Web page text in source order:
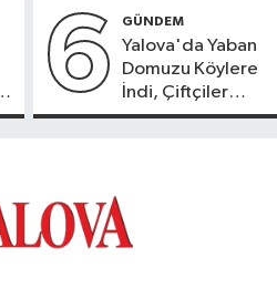
6 GÜNDEM
Yalova'da Yaban
Domuzu Köylere
İndi, Çiftçiler
Endişeli!